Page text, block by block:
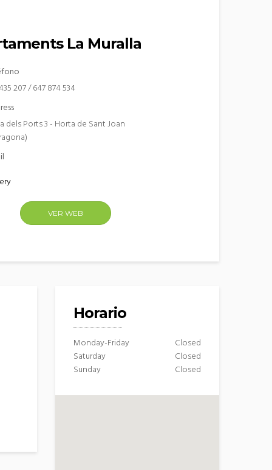
La Muralla
207 / 647 874 534
dels Ports 3 - Horta de Sant Joan
VER WEB
Horario
Monday-Friday
Closed
Saturday
Closed
Sunday
Closed